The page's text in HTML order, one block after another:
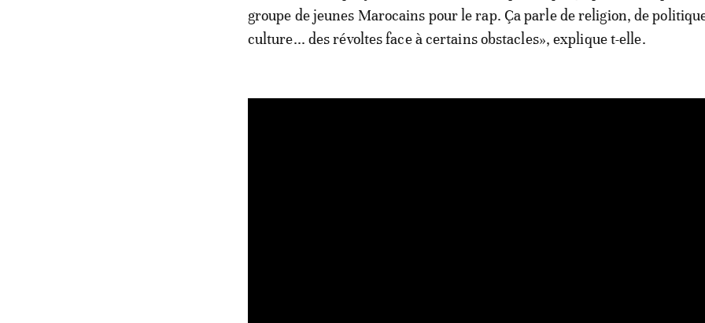
groupe de jeunes Marocains pour le rap. Ça parle de religion, de
culture... des révoltes face à certains obstacles», explique t-elle.